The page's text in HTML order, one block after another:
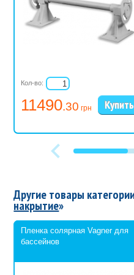
11490.30 грн
Кол-во:
Другие товары
накрытие»
Пленка солярная Vagner для
бассейнов